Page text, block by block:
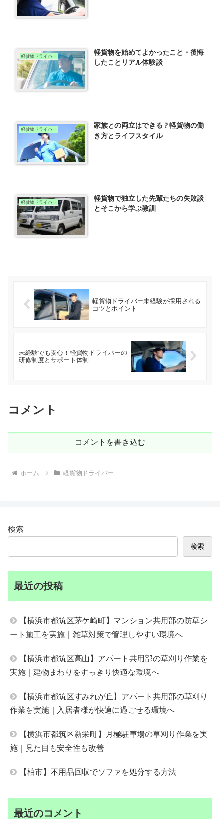
軽貨物ドライバー
軽貨物を始めてよかったこと・後悔
したことリアル体験談
軽貨物ドライバー
家族との両立はできる？軽貨物の働
き方とライフスタイル
軽貨物ドライバー
軽貨物で独立した先輩たちの失敗談
とそこから学ぶ教訓
軽貨物ドライバー未経験が採用される
コツとポイント
未経験でも安心！軽貨物ドライバーの
研修制度とサポート体制
コメント
コメントを書き込む
ホーム 軽貨物ドライバー
検索
検索
最近の投稿
【横浜市都筑区茅ケ崎町】マンション共用部の防草シ
ート施工を実施｜雑草対策で管理しやすい環境へ
【横浜市都筑区高山】アパート共用部の草刈り作業を
実施｜建物まわりをすっきり快適な環境へ
【横浜市都筑区すみれが丘】アパート共用部の草刈り
作業を実施｜入居者様が快適に過ごせる環境へ
【横浜市都筑区新栄町】月極駐車場の草刈り作業を実
施｜見た目も安全性も改善
【柏市】不用品回収でソファを処分する方法
最近のコメント